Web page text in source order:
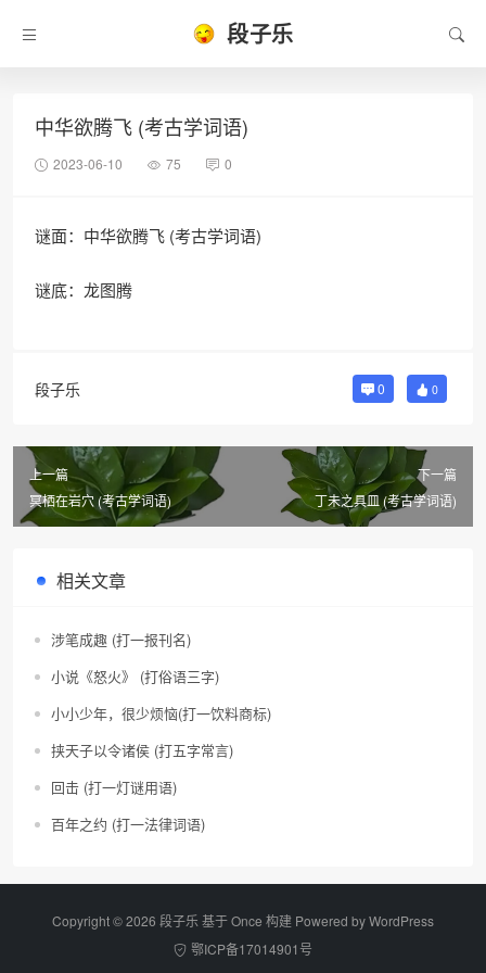
段子乐
中华欲腾飞 (考古学词语)
2023-06-10 75 0
谜面：中华欲腾飞 (考古学词语)
谜底：龙图腾
段子乐 0 0
上一篇
冥栖在岩穴 (考古学词语)
下一篇
丁未之具皿 (考古学词语)
相关文章
涉笔成趣 (打一报刊名)
小说《怒火》 (打俗语三字)
小小少年，很少烦恼(打一饮料商标)
挟天子以令诸侯 (打五字常言)
回击 (打一灯谜用语)
百年之约 (打一法律词语)
Copyright © 2026 段子乐 基于 Once 构建 Powered byWordPress
鄂ICP备17014901号